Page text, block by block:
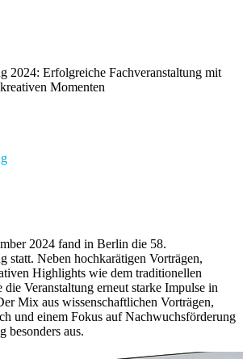
2024: Erfolgreiche Fachveranstaltung mit
Momenten
2024 fand in Berlin die 58.
statt. Neben hochkarätigen Vorträgen,
Highlights wie dem traditionellen
die Veranstaltung erneut starke Impulse in
Mix aus wissenschaftlichen Vorträgen,
und einem Fokus auf Nachwuchsförderung
besonders aus.